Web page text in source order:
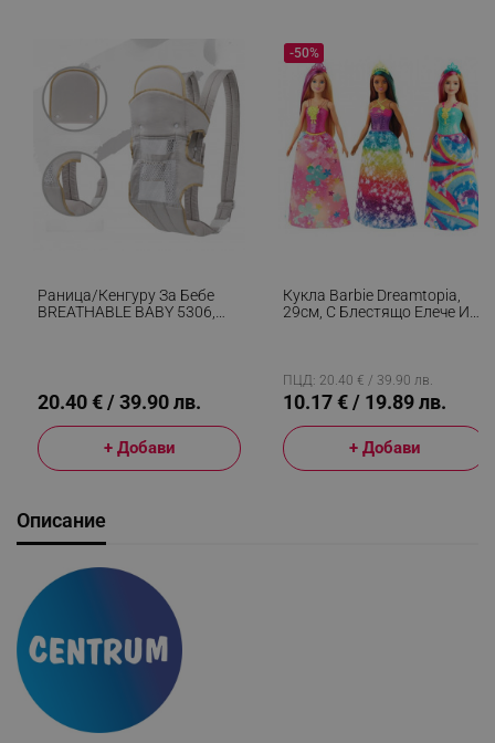
Раница/кенгуру За Бебе
BREATHABLE BABY 5306,
20.40 € / 39.90 лв.
+ Добави
Кукла Barbie Dreamtopia,
29см, С Блестящо Елече И
-50%
ПЦД: 20.40 € / 39.90 лв.
10.17 € / 19.89 лв.
+ Добави
Описание